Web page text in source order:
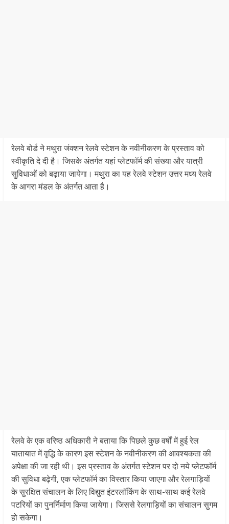
रेलवे बोर्ड ने मथुरा जंक्शन रेलवे स्टेशन के नवीनीकरण के प्रस्ताव को
स्वीकृति दे दी है। जिसके अंतर्गत यहां प्लेटफॉर्म की संख्या और यात्री
सुविधाओं को बढ़ाया जायेगा। मथुरा का यह रेलवे स्टेशन उत्तर मध्य रेलवे
के आगरा मंडल के अंतर्गत आता है।
रेलवे के एक वरिष्ठ अधिकारी ने बताया कि पिछले कुछ वर्षों में हुई रेल
यातायात में वृद्धि के कारण इस स्टेशन के नवीनीकरण की आवश्यकता की
अपेक्षा की जा रही थी। इस प्रस्ताव के अंतर्गत स्टेशन पर दो नये प्लेटफॉर्म
की सुविधा बढ़ेगी, एक प्लेटफॉर्म का विस्तार किया जाएगा और रेलगाड़ियों
के सुरक्षित संचालन के लिए विद्युत इंटरलॉकिंग के साथ-साथ कई रेलवे
पटरियों का पुनर्निर्माण किया जायेगा। जिससे रेलगाड़ियों का संचालन सुगम
हो सकेगा।